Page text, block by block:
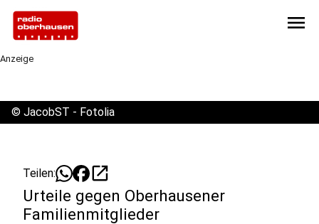
menu
Anzeige
© JacobST - Fotolia
Teilen: open_in_new
Urteile gegen Oberhausener
Familienmitglieder